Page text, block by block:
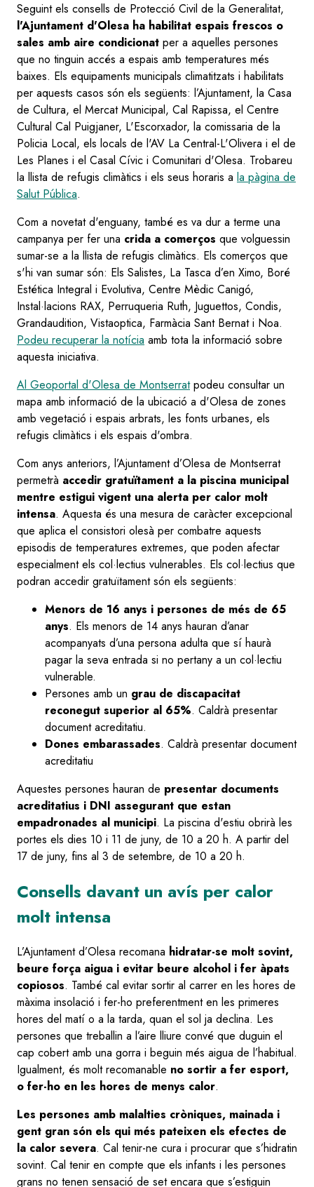
Seguint els consells de Protecció Civil de la Generalitat,
l'Ajuntament d'Olesa ha habilitat espais frescos o
sales amb aire condicionat per a aquelles persones
que no tinguin accés a espais amb temperatures més
baixes. Els equipaments municipals climatitzats i habilitats
per aquests casos són els següents: l’Ajuntament, la Casa
de Cultura, el Mercat Municipal, Cal Rapissa, el Centre
Cultural Cal Puigjaner, L'Escorxador, la comissaria de la
Policia Local, els locals de l'AV La Central-L'Olivera i el de
Les Planes i el Casal Cívic i Comunitari d'Olesa. Trobareu
la llista de refugis climàtics i els seus horaris a la pàgina de
Salut Pública.
Com a novetat d'enguany, també es va dur a terme una
campanya per fer una crida a comerços que volguessin
sumar-se a la llista de refugis climàtics. Els comerços que
s'hi van sumar són: Els Salistes, La Tasca d’en Ximo, Boré
Estética Integral i Evolutiva, Centre Mèdic Canigó,
Instal·lacions RAX, Perruqueria Ruth, Juguettos, Condis,
Grandaudition, Vistaoptica, Farmàcia Sant Bernat i Noa.
Podeu recuperar la notícia amb tota la informació sobre
aquesta iniciativa.
Al Geoportal d'Olesa de Montserratpodeu consultar un
mapa amb informació de la ubicació a d'Olesa de zones
amb vegetació i espais arbrats, les fonts urbanes, els
refugis climàtics i els espais d'ombra.
Com anys anteriors, l’Ajuntament d’Olesa de Montserrat
permetrà accedir gratuïtament a la piscina municipal
mentre estigui vigent una alerta per calor molt
intensa. Aquesta és una mesura de caràcter excepcional
que aplica el consistori olesà per combatre aquests
episodis de temperatures extremes, que poden afectar
especialment els col·lectius vulnerables. Els col·lectius que
podran accedir gratuïtament són els següents:
Menors de 16 anys i persones de més de 65
anys. Els menors de 14 anys hauran d’anar
acompanyats d’una persona adulta que sí haurà
pagar la seva entrada si no pertany a un col·lectiu
vulnerable.
Persones amb un grau de discapacitat
reconegut superior al 65%. Caldrà presentar
document acreditatiu.
Dones embarassades. Caldrà presentar document
acreditatiu
Aquestes persones hauran de presentar documents
acreditatius i DNI assegurant que estan
empadronades al municipi. La piscina d'estiu obrirà les
portes els dies 10 i 11 de juny, de 10 a 20 h. A partir del
17 de juny, fins al 3 de setembre, de 10 a 20 h.
Consells davant un avís per calor
molt intensa
L’Ajuntament d’Olesa recomana hidratar-se molt sovint,
beure força aigua i evitar beure alcohol i fer àpats
copiosos. També cal evitar sortir al carrer en les hores de
màxima insolació i fer-ho preferentment en les primeres
hores del matí o a la tarda, quan el sol ja declina. Les
persones que treballin a l’aire lliure convé que duguin el
cap cobert amb una gorra i beguin més aigua de l’habitual.
Igualment, és molt recomanable no sortir a fer esport,
o fer-ho en les hores de menys calor.
Les persones amb malalties cròniques, mainada i
gent gran són els qui més pateixen els efectes de
la calor severa. Cal tenir-ne cura i procurar que s’hidratin
sovint. Cal tenir en compte que els infants i les persones
grans no tenen sensació de set encara que s’estiguin